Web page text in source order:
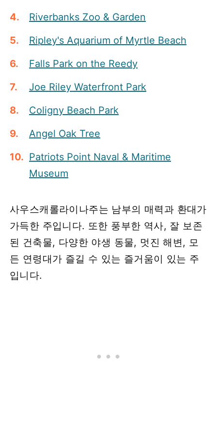
Riverbanks Zoo & Garden
Ripley's Aquarium of Myrtle Beach
Falls Park on the Reedy
Joe Riley Waterfront Park
Coligny Beach Park
Angel Oak Tree
Patriots Point Naval & Maritime
Museum
사우스캐롤라이나주는 남부의 매력과 환대가
가득한 주입니다. 또한 풍부한 역사, 잘 보존
된 건축물, 다양한 야생 동물, 멋진 해변, 모
든 연령대가 즐길 수 있는 즐거움이 있는 주
입니다.